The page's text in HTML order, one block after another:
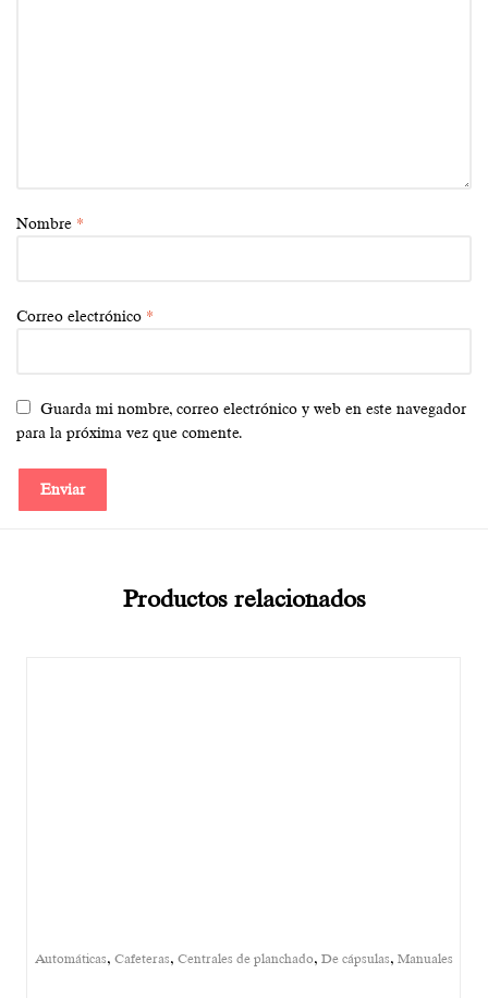
Nombre *
Correo electrónico *
Guarda mi nombre, correo electrónico y web en este navegador
para la próxima vez que comente.
Productos relacionados
Automáticas, Cafeteras, Centrales de planchado, De cápsulas, Manuales